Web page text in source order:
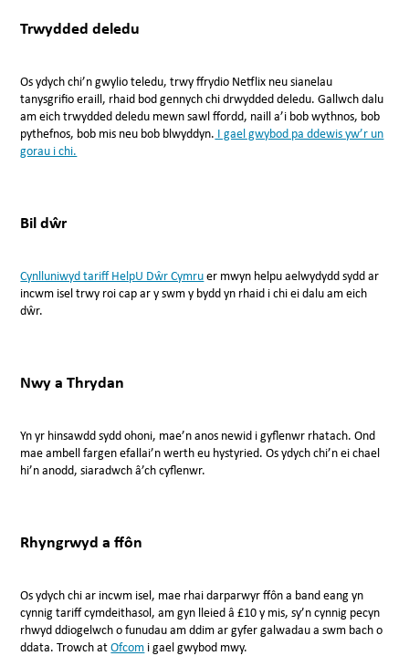
Trwydded deledu
Os ydych chi’n gwylio teledu, trwy ffrydio Netflix neu sianelau
tanysgrifio eraill, rhaid bod gennych chi drwydded deledu. Gallwch dalu
am eich trwydded deledu mewn sawl ffordd, naill a’i bob wythnos, bob
pythefnos, bob mis neu bob blwyddyn. I gael gwybod pa ddewis yw’r un
gorau i chi.
Bil dŵr
Cynlluniwyd tariff HelpU Dŵr Cymruer mwyn helpu aelwydydd sydd ar
incwm isel trwy roi cap ar y swm y bydd yn rhaid i chi ei dalu am eich
dŵr.
Nwy a Thrydan
Yn yr hinsawdd sydd ohoni, mae’n anos newid i gyflenwr rhatach. Ond
mae ambell fargen efallai’n werth eu hystyried. Os ydych chi’n ei chael
hi’n anodd, siaradwch â’ch cyflenwr.
Rhyngrwyd a ffôn
Os ydych chi ar incwm isel, mae rhai darparwyr ffôn a band eang yn
cynnig tariff cymdeithasol, am gyn lleied â £10 y mis, sy’n cynnig pecyn
rhwyd ddiogelwch o funudau am ddim ar gyfer galwadau a swm bach o
ddata. Trowch atOfcom i gael gwybod mwy.